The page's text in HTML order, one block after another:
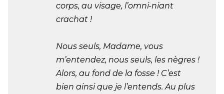
corps, au visage, l’omni-niant
crachat !
Nous seuls, Madame, vous
m’entendez, nous seuls, les nègres !
Alors, au fond de la fosse ! C’est
bien ainsi que je l’entends. Au plus